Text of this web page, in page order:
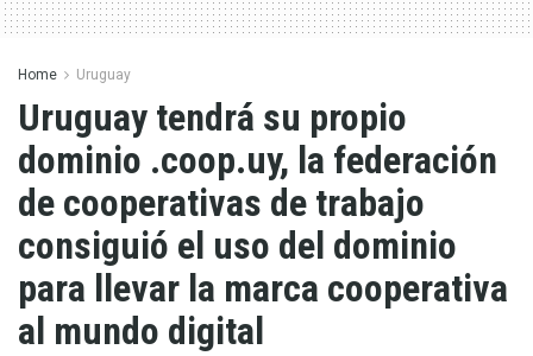
Home Uruguay
Uruguay tendrá su propio
dominio .coop.uy, la federación
de cooperativas de trabajo
consiguió el uso del dominio
para llevar la marca cooperativa
al mundo digital